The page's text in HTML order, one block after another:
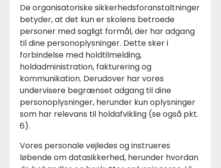
De organisatoriske sikkerhedsforanstaltninger
betyder, at det kun er skolens betroede
personer med sagligt formål, der har adgang
til dine personoplysninger. Dette sker i
forbindelse med holdtilmelding,
holdadministration, fakturering og
kommunikation. Derudover har vores
undervisere begrænset adgang til dine
personoplysninger, herunder kun oplysninger
som har relevans til holdafvikling (se også pkt.
6).
Vores personale vejledes og instrueres
løbende om datasikkerhed, herunder hvordan